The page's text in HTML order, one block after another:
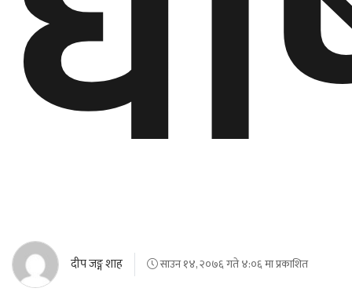
दीप जङ्ग शाह साउन १४, २०७६ गते ४:०६ मा प्रकाशित